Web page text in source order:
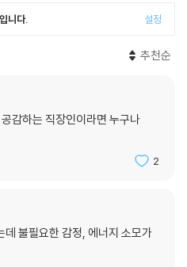
니다. 설정
추천순
감하는 직장인이라면 누구나
2
불필요한 감정, 에너지 소모가